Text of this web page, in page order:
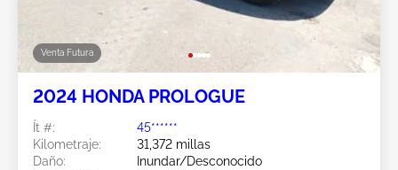
Venta Futura
2024 HONDA PROLOGUE
Ít #:
45******
Kilometraje:
31,372 millas
Daño:
Inundar/Desconocido